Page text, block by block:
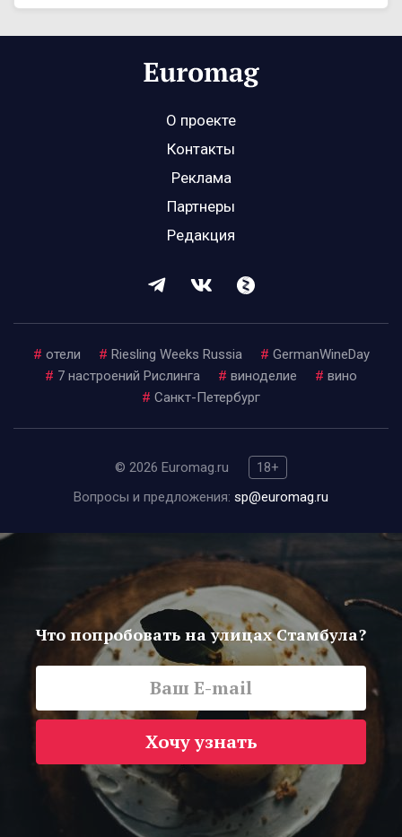
О проекте
Контакты
Реклама
Партнеры
Редакция
# отели # Riesling Weeks Russia # GermanWineDay
# 7 настроений Рислинга # виноделие # вино
# Санкт-Петербург
© 2026 Euromag.ru
18+
Вопросы и предложения: sp@euromag.ru
Что попробовать на улицах Стамбула?
Хочу узнать